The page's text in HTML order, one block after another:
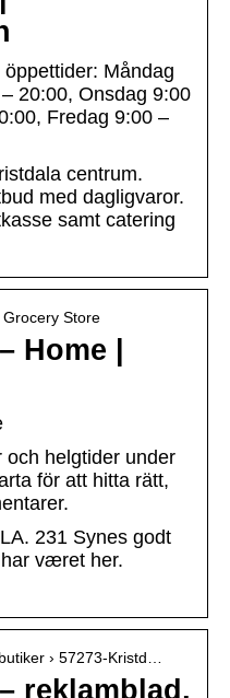
Måndag
20:00, Onsdag 9:00
Fredag 9:00 –
centrum.
med dagligvaror.
samt catering
Store
Home |
och helgtider under
för att hitta rätt,
231 Synes godt
har været her.
› 57273-Kristd…
reklamblad,